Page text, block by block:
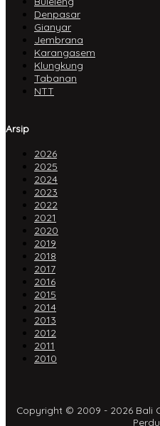
Denpasar
Gianyar
Jembrana
Karangasem
Klungkung
Tabanan
NTT
Arsip
2026
2025
2024
2023
2022
2021
2020
2019
2018
2017
2016
2015
2014
2013
2012
2011
2010
Copyright © 2009 - 2026 Bali